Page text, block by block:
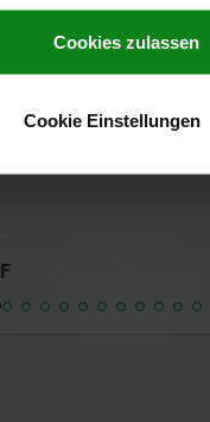
Cookie Richtlinien
Datenschutz|AGB
Cookies zulassen
Cookie Einstellungen